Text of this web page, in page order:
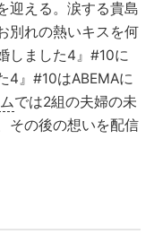
迎える。涙する貴島
別れの熱いキスを何
しました4』#10に
4』#10はABEMAに
では2組の夫婦の未
その後の想いを配信